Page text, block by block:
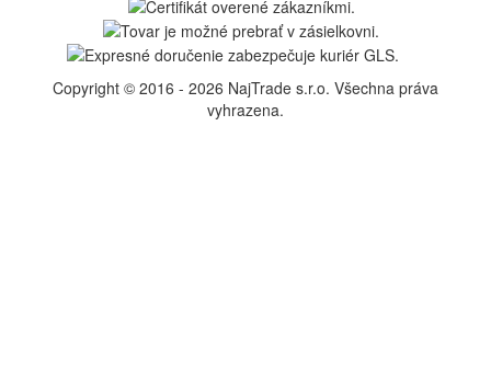
Copyright © 2016 - 2026 NajTrade s.r.o. Všechna práva
vyhrazena.